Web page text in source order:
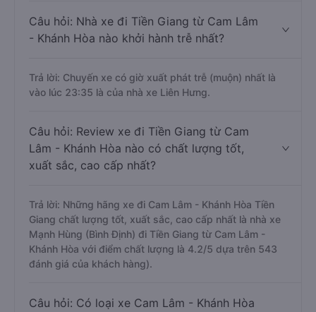
Câu hỏi: Nhà xe đi Tiền Giang từ Cam Lâm
- Khánh Hòa nào khởi hành trễ nhất?
Trả lời: Chuyến xe có giờ xuất phát trễ (muộn) nhất là
vào lúc 23:35 là của nhà xe Liên Hưng.
Câu hỏi: Review xe đi Tiền Giang từ Cam
Lâm - Khánh Hòa nào có chất lượng tốt,
xuất sắc, cao cấp nhất?
Trả lời: Những hãng xe đi Cam Lâm - Khánh Hòa Tiền
Giang chất lượng tốt, xuất sắc, cao cấp nhất là nhà xe
Mạnh Hùng (Bình Định) đi Tiền Giang từ Cam Lâm -
Khánh Hòa với điểm chất lượng là 4.2/5 dựa trên 543
đánh giá của khách hàng).
Câu hỏi: Có loại xe Cam Lâm - Khánh Hòa